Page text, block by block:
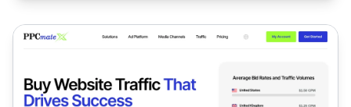
Programme d'affiliation PPCmate